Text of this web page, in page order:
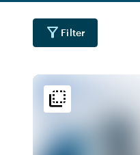
filter_alt Filter
flip_to_back
flip_to_back